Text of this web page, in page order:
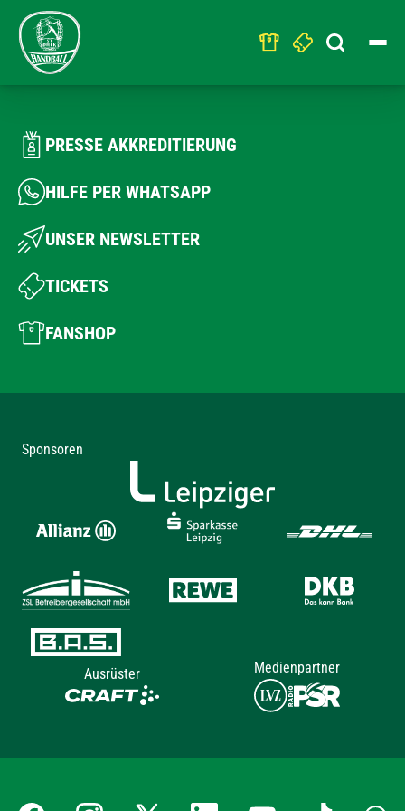
Search
for:
PRESSE AKKREDITIERUNG
HILFE PER WHATSAPP
UNSER NEWSLETTER
TICKETS
FANSHOP
Sponsoren
Ausrüster Medienpartner